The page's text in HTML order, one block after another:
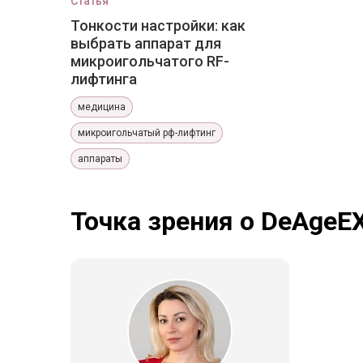
Тонкости настройки: как
выбрать аппарат для
микроигольчатого RF-
лифтинга
медицина
микроигольчатый рф-лифтинг
аппараты
Точка зрения о